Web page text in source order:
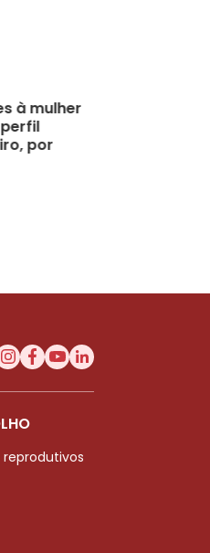
à mulher
por
reprodutivos